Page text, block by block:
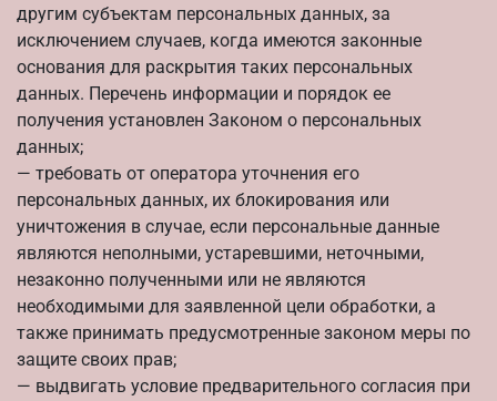
другим субъектам персональных данных, за
исключением случаев, когда имеются законные
основания для раскрытия таких персональных
данных. Перечень информации и порядок ее
получения установлен Законом о персональных
данных;
— требовать от оператора уточнения его
персональных данных, их блокирования или
уничтожения в случае, если персональные данные
являются неполными, устаревшими, неточными,
незаконно полученными или не являются
необходимыми для заявленной цели обработки, а
также принимать предусмотренные законом меры по
защите своих прав;
— выдвигать условие предварительного согласия при